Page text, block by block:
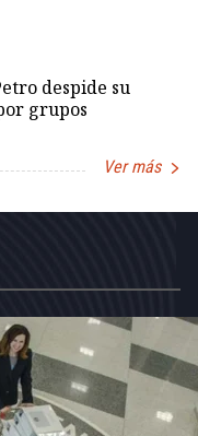
despide su
grupos
Ver más